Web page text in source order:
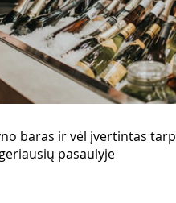
baras ir vėl įvertintas tarp
geriausių pasaulyje